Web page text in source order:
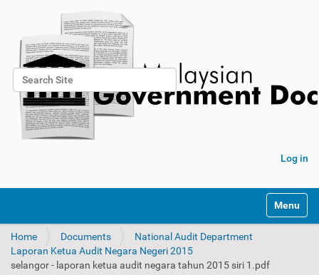
Search Site
Advanced Search…
Log in
Toggle
Home Documents
National Audit Department
Laporan Ketua Audit Negara Negeri 2015
selangor - laporan ketua audit negara tahun 2015 siri 1.pdf